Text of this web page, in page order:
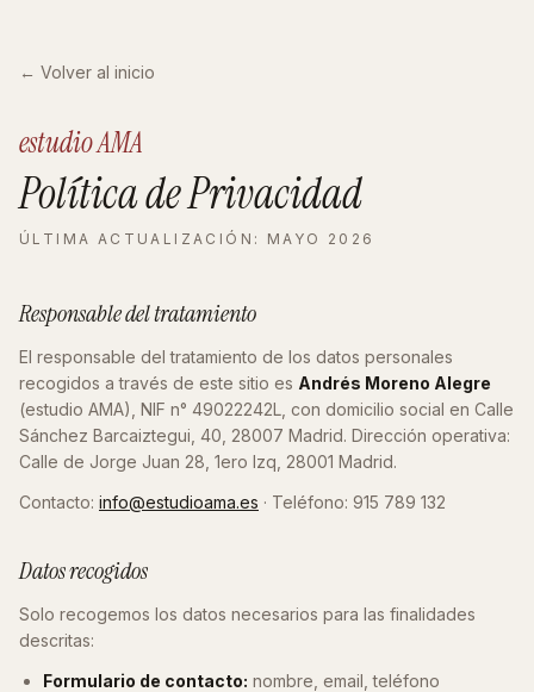
← Volver al inicio
estudio AMA
Política dePrivacidad
ÚLTIMA ACTUALIZACIÓN: MAYO 2026
Responsable del tratamiento
El responsable del tratamiento de los datos personales
recogidos a través de este sitio es Andrés Moreno Alegre
(estudio AMA), NIF n° 49022242L, con domicilio social en Calle
Sánchez Barcaiztegui, 40, 28007 Madrid. Dirección operativa:
Calle de Jorge Juan 28, 1ero Izq, 28001 Madrid.
Contacto: info@estudioama.es · Teléfono: 915 789 132
Datos recogidos
Solo recogemos los datos necesarios para las finalidades
descritas:
Formulario de contacto: nombre, email, teléfono